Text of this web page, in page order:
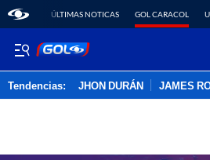
ÚLTIMAS NOTICAS GOL CARACOL
Tendencias: JHON DURÁN JAMES